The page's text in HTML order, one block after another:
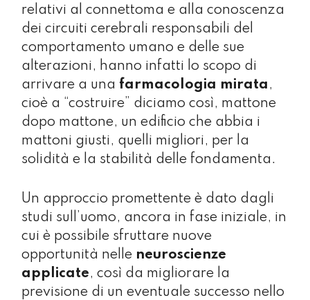
relativi al connettoma e alla conoscenza
dei circuiti cerebrali responsabili del
comportamento umano e delle sue
alterazioni, hanno infatti lo scopo di
arrivare a una farmacologia mirata ,
cioè a “costruire” diciamo così, mattone
dopo mattone, un edificio che abbia i
mattoni giusti, quelli migliori, per la
solidità e la stabilità delle fondamenta.
Un approccio promettente è dato dagli
studi sull’uomo, ancora in fase iniziale, in
cui è possibile sfruttare nuove
opportunità nelle neuroscienze
applicate, così da migliorare la
previsione di un eventuale successo nello